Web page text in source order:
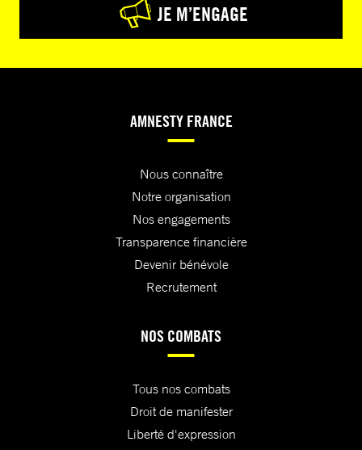
JE M’ENGAGE
AMNESTY FRANCE
Nous connaître
Notre organisation
Nos engagements
Transparence financière
Devenir bénévole
Recrutement
NOS COMBATS
Tous nos combats
Droit de manifester
Liberté d'expression